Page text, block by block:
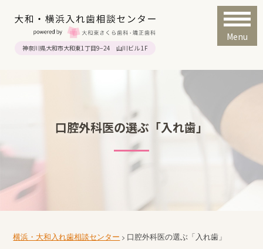
Menu
神奈川県大和市大和東1丁目9−24 山川ビル 1F
口腔外科医の選ぶ「入れ歯」
横浜・大和入れ歯相談センター > 口腔外科医の選ぶ「入れ歯」